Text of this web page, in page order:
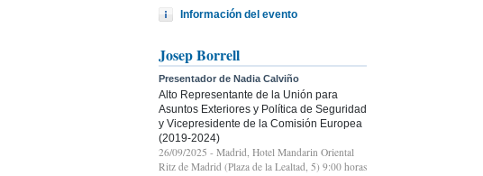
Información del evento
Josep Borrell
Presentador de Nadia Calviño
Alto Representante de la Unión para
Asuntos Exteriores y Política de Seguridad
y Vicepresidente de la Comisión Europea
(2019-2024)
26/09/2025 - Madrid, Hotel Mandarin Oriental
Ritz de Madrid (Plaza de la Lealtad, 5) 9:00 horas